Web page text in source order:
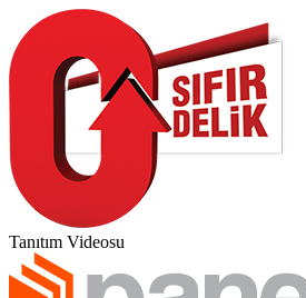
Tanıtım Videosu